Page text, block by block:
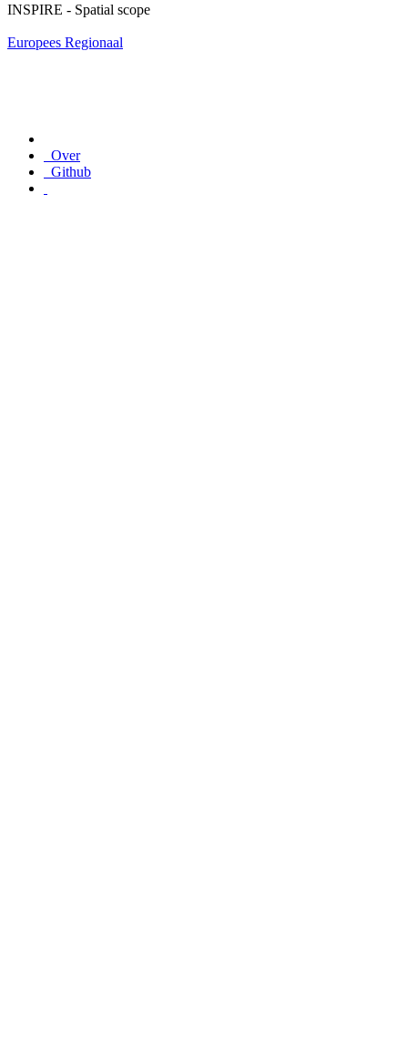
INSPIRE - Spatial scope
Europees Regionaal
Over
Github